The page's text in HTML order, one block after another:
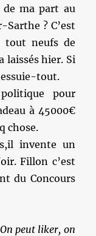
de ma part au
? C’est
tout neufs de
laissés hier. Si
essuie-tout.
pour
à 45000€
chose.
invente un
Fillon c’est
du Concours
peut liker, on